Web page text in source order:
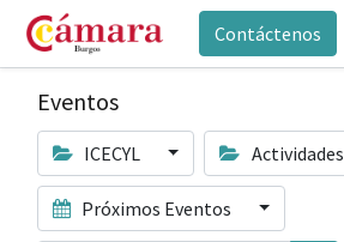
Contáctenos
Eventos
ICECYL Actividades
Próximos Eventos